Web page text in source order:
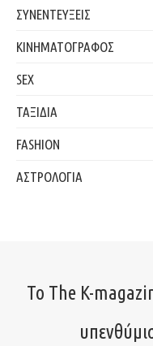
ΣΥΝΕΝΤΕΥΞΕΙΣ
ΚΙΝΗΜΑΤΟΓΡΑΦΟΣ
SEX
ΤΑΞΙΔΙΑ
FASHION
ΑΣΤΡΟΛΟΓΙΑ
Το The K-